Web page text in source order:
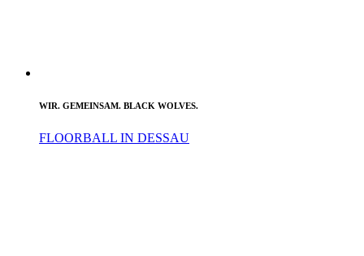
WIR. GEMEINSAM. BLACK WOLVES.
FLOORBALL IN DESSAU